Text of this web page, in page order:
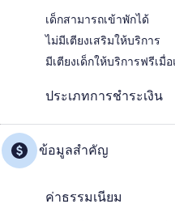
เด็กสามารถเข้าพักได้
ไม่มีเตียงเสริมให้บริการ
มีเตียงเด็กให้บริการฟรีเ
ประเภทการชำระเงิน
ข้อมูลสำคัญ
ค่าธรรมเนียม